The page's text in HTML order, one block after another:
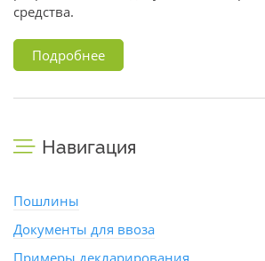
средства.
Подробнее
Навигация
Пошлины
Документы для ввоза
Примеры декларирования